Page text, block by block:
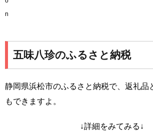
五味八珍のふるさと納税
静岡県浜松市のふるさと納税で、返礼品
もできますよ。
↓詳細をみてみる↓